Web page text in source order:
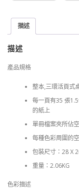
版
劃
手
2,800
FHIC300C
描述
描述
產品規格
整本,三環活頁式
每一頁有35 張
的紙上
單冊檔案夾所佔
每種色彩周圍的
包裝尺寸：28 X
重量：2.06KG
色彩描述